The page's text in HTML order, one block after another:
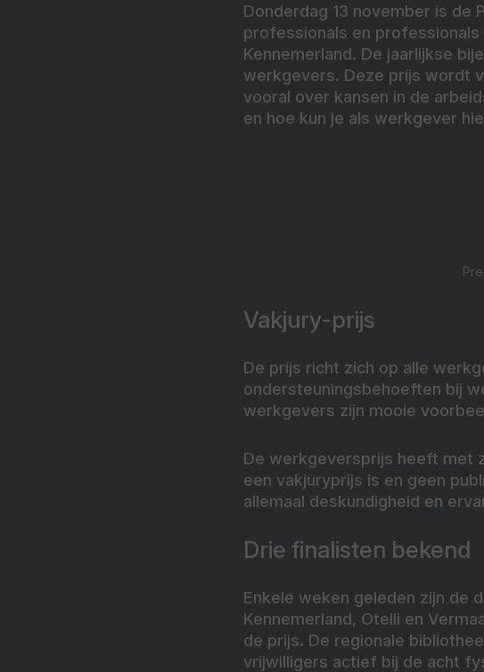
Donderdag 13 november is de
professionals en
Kennemerland. De jaarlijkse
werkgevers. Deze prijs wordt
vooral over kansen in de
en hoe kun je als werkgever
Vakjury-prijs
De prijs richt zich op alle
ondersteuningsbehoeften bij
werkgevers zijn mooie
De werkgeversprijs heeft met
een vakjuryprijs is en geen
allemaal deskundigheid en
Drie finalisten bekend
Enkele weken geleden zijn de
Kennemerland, Otelli en
de prijs. De regionale
vrijwilligers actief bij de acht